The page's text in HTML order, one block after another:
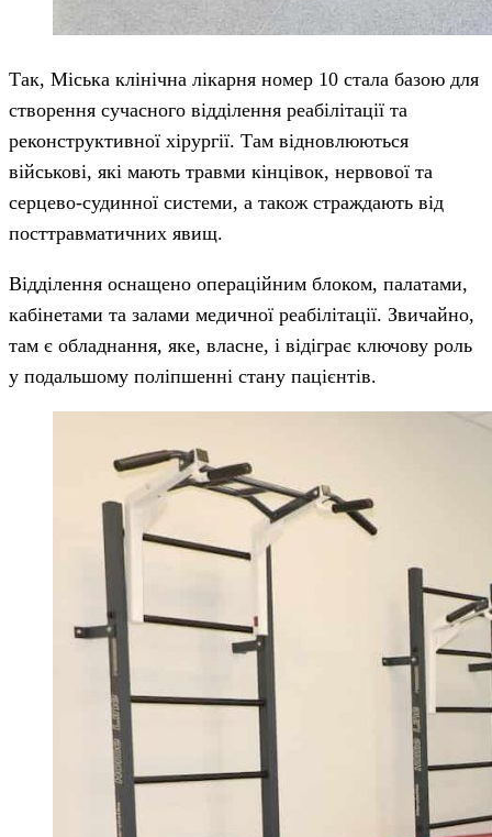
Так, Міська клінічна лікарня номер 10 стала базою для
створення сучасного відділення реабілітації та
реконструктивної хірургії. Там відновлюються
військові, які мають травми кінцівок, нервової та
серцево-судинної системи, а також страждають від
посттравматичних явищ.
Відділення оснащено операційним блоком, палатами,
кабінетами та залами медичної реабілітації. Звичайно,
там є обладнання, яке, власне, і відіграє ключову роль
у подальшому поліпшенні стану пацієнтів.